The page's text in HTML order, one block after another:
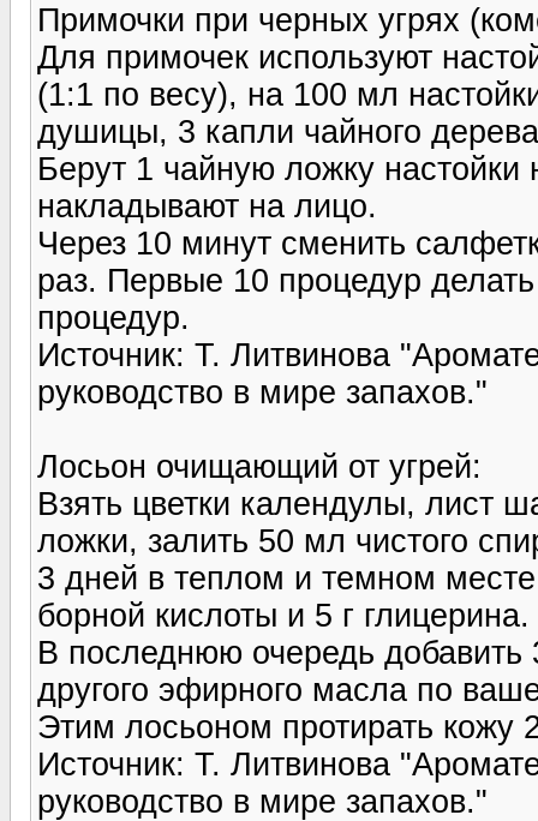
Примочки при черных угрях
Для примочек используют
(1:1 по весу), на 100 мл
душицы, 3 капли чайного
Берут 1 чайную ложку
накладывают на лицо.
Через 10 минут сменить
раз. Первые 10 процедур
процедур.
Источник: Т. Литвинова
руководство в мире запахов."
Лосьон очищающий от угрей:
Взять цветки календулы,
ложки, залить 50 мл чистого
3 дней в теплом и темном
борной кислоты и 5 г глицерина.
В последнюю очередь добавить
другого эфирного масла по
Этим лосьоном протирать кожу
Источник: Т. Литвинова
руководство в мире запахов."